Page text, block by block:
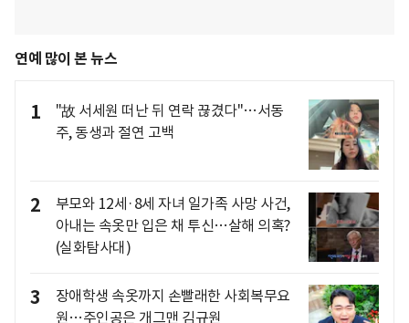
연예 많이 본 뉴스
1
"故 서세원 떠난 뒤 연락 끊겼다"…서동
주, 동생과 절연 고백
2
부모와 12세·8세 자녀 일가족 사망 사건,
아내는 속옷만 입은 채 투신…살해 의혹?
(실화탐사대)
3
장애학생 속옷까지 손빨래한 사회복무요
원…주인공은 개그맨 김규원